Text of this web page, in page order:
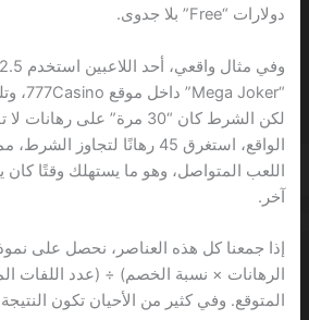
دولارات “Free” بلا جدوى.
اللعب المتواصل، وهو ما يستهلك وقتًا
آخر.
إذا جمعنا كل هذه العناصر، نحصل على
الرهانات × نسبة الخصم) ÷ (عدد اللفات
المتوقع. وفي كثير من الأحيان تكون